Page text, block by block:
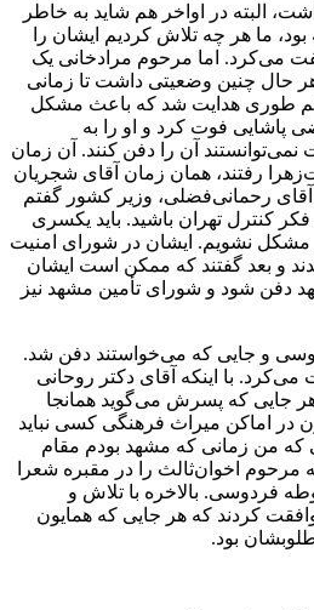
البته در اواخر هم شاید به خاطر
ما هر چه تلاش کردیم ایشان را
می‏‌کرد. اما مرحوم مرادخانی یک
هر حال چنین وضعیتی داشت تا زمانی
طوری هدایت شد که باعث مشکل
پاشایی فوت کرد و او را به
بردند، ۶، ۷ ساعت نمی‏‌توانستند آن را دفن کنند. آن زمان
رفتند، همان زمان آقای شجریان
آقای رحمانی‏‌فضلی، وزیر کشور گفتم
کنترل تهران باشید. باید یکسری
مشکل نشویم. ایشان در شورای امنیت
و بعد گفتند که ممکن است ایشان
دفن شود و شورای تأمین مشهد نیز
و جایی که می‏‌خواستند دفن شد.
با این‏که آقای دکتر روحانی
هر جایی که پسرش می‏‌گوید همانجا
در اماکن میراث فرهنگی کسی نباید
که من زمانی که مشهد بودم مقام
اخوان‌ثالث را در مقبره شعرا
فردوسی. بالاخره با تلاش و
کردند که هر جایی که همایون
بود.